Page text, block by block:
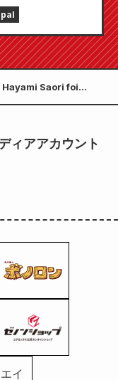
de 2026 da
estará à
Hayami Saori foi
escolhida como
encerramento de
ィアアカウント